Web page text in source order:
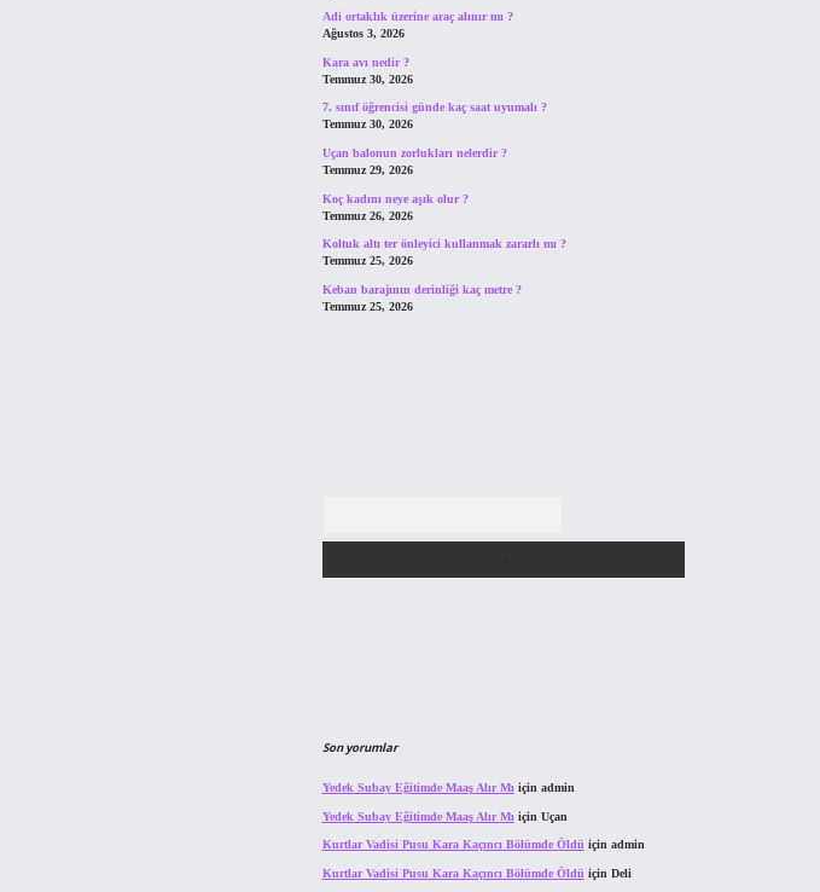
Adi ortaklık üzerine araç alınır mı ?
Ağustos 3, 2026
Kara avı nedir ?
Temmuz 30, 2026
7. sınıf öğrencisi günde kaç saat uyumalı ?
Temmuz 30, 2026
Uçan balonun zorlukları nelerdir ?
Temmuz 29, 2026
Koç kadını neye aşık olur ?
Temmuz 26, 2026
Koltuk altı ter önleyici kullanmak zararlı mı ?
Temmuz 25, 2026
Keban barajının derinliği kaç metre ?
Temmuz 25, 2026
Son yorumlar
Yedek Subay Eğitimde Maaş Alır Mı için admin
Yedek Subay Eğitimde Maaş Alır Mı için Uçan
Kurtlar Vadisi Pusu Kara Kaçıncı Bölümde Öldü için admin
Kurtlar Vadisi Pusu Kara Kaçıncı Bölümde Öldü için Deli